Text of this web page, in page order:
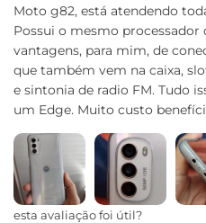
Certificado de
04003-22-00330
Conteúdo da Caixa
01 Telefone
01 Capa protetora
01 Kit de manuais
01 Fone de ouvido estereo
01 Cabo USB-A / USB-C
01 Carregador Turbo
Moto g82, está atendendo
Possui o mesmo processador
vantagens, para mim, de
que também vem na caixa,
e sintonia de radio FM. Tudo
um Edge. Muito custo
esta avaliação foi útil?